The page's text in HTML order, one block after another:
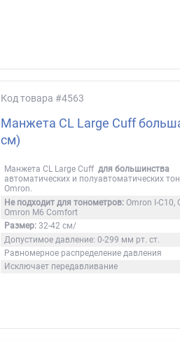
Код товара #4563
Манжета CL Large Cuff
см)
Манжета CL Large Cuffдля большинства
автоматических и полуавтоматических
Omron.
Не подходит для тонометров: Omron I-C10,
Omron M6 Comfort
Размер: 32-42 см/
Допустимое давление: 0-299 мм рт. ст.
Равномерное распределение давления
Исключает передавливание